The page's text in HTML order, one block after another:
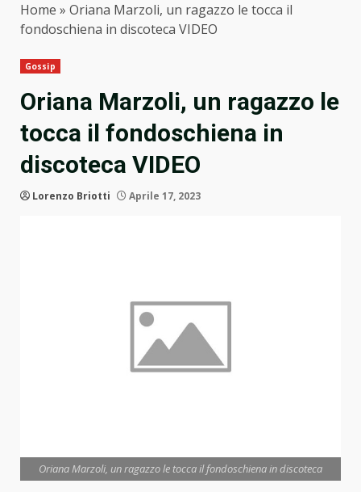
Home » Oriana Marzoli, un ragazzo le tocca il
fondoschiena in discoteca VIDEO
Gossip
Oriana Marzoli, un ragazzo le
tocca il fondoschiena in
discoteca VIDEO
Lorenzo Briotti Aprile 17, 2023
Oriana Marzoli, un ragazzo le tocca il fondoschiena in discoteca